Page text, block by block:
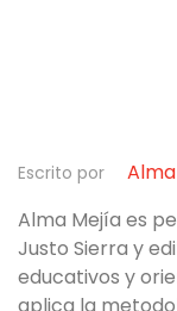
Escrito por
Alma Mejía es
Justo Sierra y
educativos y
aplica la